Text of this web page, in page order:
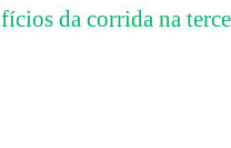
da corrida na